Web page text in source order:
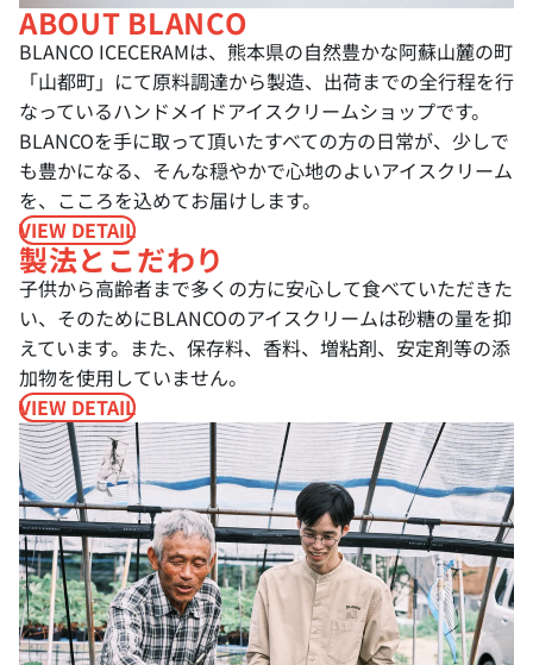
ABOUT BLANCO
BLANCO ICECERAMは、熊本県の自然豊かな阿蘇山麓の町
「山都町」にて原料調達から製造、出荷までの全行程を行
なっているハンドメイドアイスクリームショップです。
BLANCOを手に取って頂いたすべての方の日常が、少しで
も豊かになる、そんな穏やかで心地のよいアイスクリーム
を、こころを込めてお届けします。
VIEW DETAIL
製法とこだわり
子供から高齢者まで多くの方に安心して食べていただきた
い、そのためにBLANCOのアイスクリームは砂糖の量を抑
えています。また、保存料、香料、増粘剤、安定剤等の添
加物を使用していません。
VIEW DETAIL